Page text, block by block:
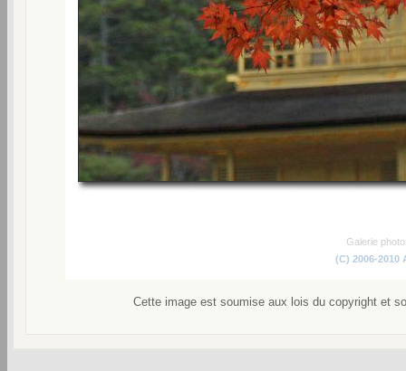
Galerie
(C) 2006-2010
Cette image est soumise aux lois du copyright et